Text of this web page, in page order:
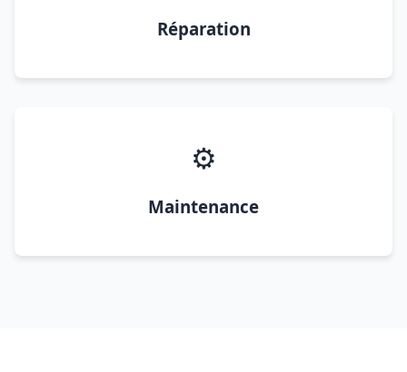
Réparation
⚙️
Maintenance